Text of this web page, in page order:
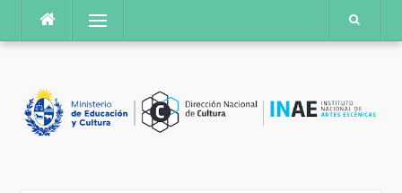
contenido
Menú